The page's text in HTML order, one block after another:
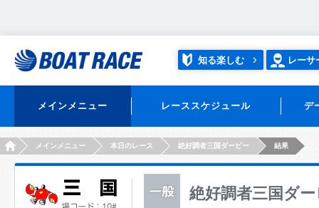
知る楽しむ レーサ
メインメニュー レーススケジュール デ
HOMEメインメニュー 本日のレース 絶好調者三国ダービー 結果
絶好調者三国ダ